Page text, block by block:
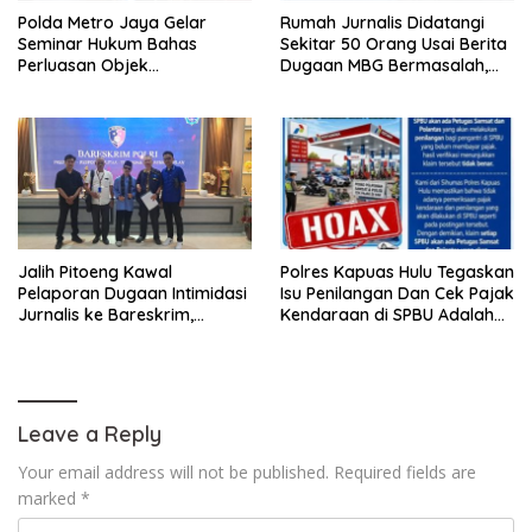
Polda Metro Jaya Gelar
Seminar Hukum Bahas
Perluasan Objek
Rumah Jurnalis Didatangi
Sekitar 50 Orang Usai Berita
Dugaan MBG Bermasalah,
Jalih Pitoeng Kawal
Pelaporan Dugaan Intimidasi
Jurnalis ke Bareskrim,
Polres Kapuas Hulu Tegaskan
Isu Penilangan Dan Cek Pajak
Kendaraan di SPBU Adalah
Leave a Reply
Your email address will not be published. Required fields are
marked *